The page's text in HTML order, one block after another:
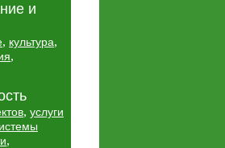
и
, культура,
,
, услуги
,